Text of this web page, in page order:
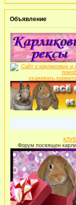
Объявление
Форум посвящен